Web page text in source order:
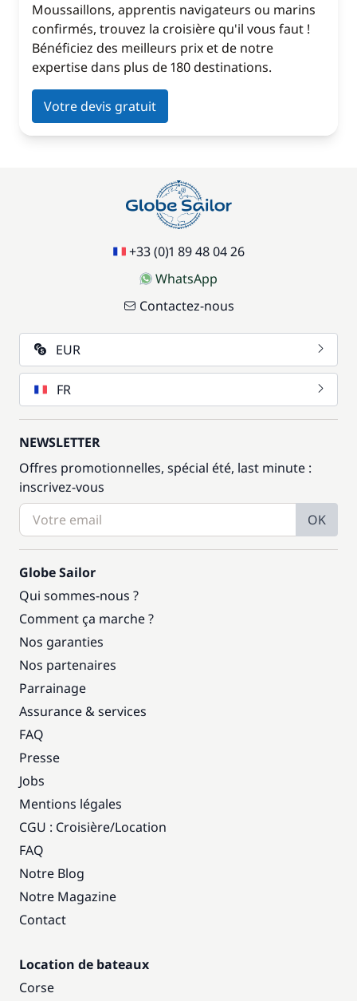
Moussaillons, apprentis navigateurs ou marins
confirmés, trouvez la croisière qu'il vous faut !
Bénéficiez des meilleurs prix et de notre
expertise dans plus de 180 destinations.
Votre devis gratuit
+33 (0)1 89 48 04 26
WhatsApp
Contactez-nous
EUR
FR
NEWSLETTER
Offres promotionnelles, spécial été, last minute :
inscrivez-vous
OK
Globe Sailor
Qui sommes-nous ?
Comment ça marche ?
Nos garanties
Nos partenaires
Parrainage
Assurance & services
FAQ
Presse
Jobs
Mentions légales
CGU : Croisière/Location
FAQ
Notre Blog
Notre Magazine
Contact
Location de bateaux
Corse